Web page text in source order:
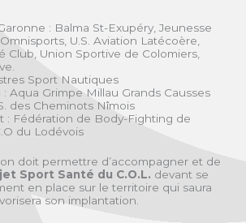
: Balma St-Exupéry, Jeunesse
U.S. Aviation Latécoère,
Club, Union Sportive de Colomiers,
Sport Nautiques
: Aqua Grimpe Millau Grands Causses
des Cheminots Nîmois
: Fédération de Body-Fighting de
du Lodévois
doit permettre d’accompagner et de
Sport Santé du C.O.L. devant se
en place sur le territoire qui saura
son implantation.